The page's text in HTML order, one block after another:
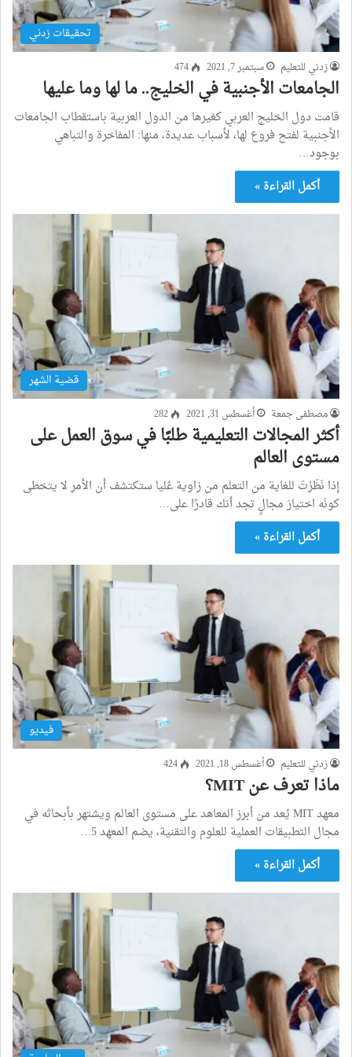
تحقيقات زدني
زدني للتعليم سبتمبر 7, 2021 474
الجامعات الأجنبية في الخليج.. ما لها وما عليها
قامت دول الخليج العربي كغيرها من الدول العربية باستقطاب الجامعات
الأجنبية لفتح فروع لها، لأسباب عديدة، منها: المفاخرة والتباهي
بوجود…
أكمل القراءة »
قضية الشهر
مصطفى جمعة أغسطس 31, 2021 282
أكثر المجالات التعليمية طلبًا في سوق العمل على
مستوى العالم
إذا نَظَرْتَ للغاية من التعلم من زاوية عُليا ستكتشف أن الأمر لا يتخطى
كونَه اختيارَ مجالٍ تجد أنك قادرًا على…
أكمل القراءة »
فيديو
زدني للتعليم أغسطس 18, 2021 424
ماذا تعرف عن MIT؟
معهد MIT يُعد من أبرز المعاهد على مستوى العالم ويشتهر بأبحاثه في
مجال التطبيقات العملية للعلوم والتقنية، يضم المعهد 5…
أكمل القراءة »